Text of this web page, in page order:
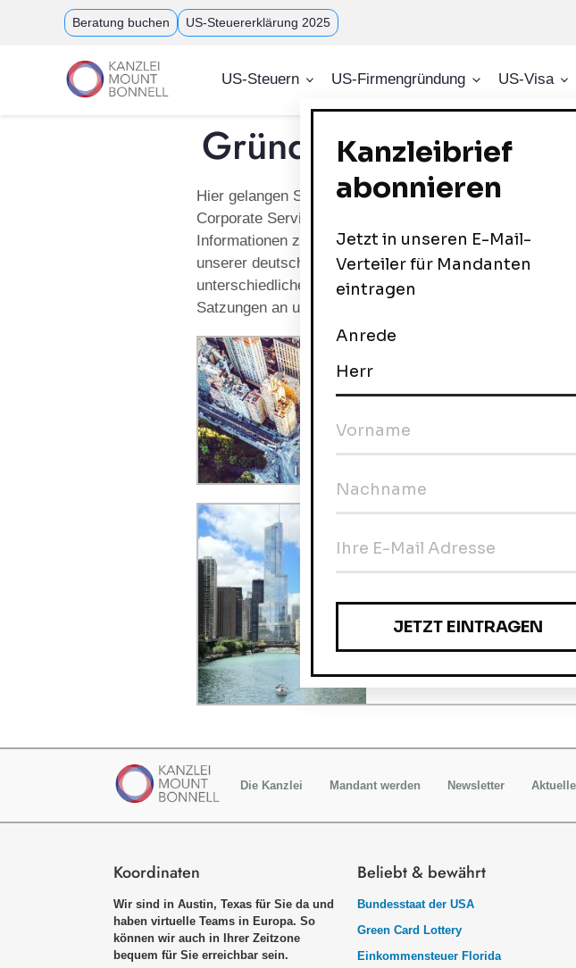
Beratung buchen US-Steuererklärung 2025
US-Steuern US-Firmengründung US-Visa
Gründung &
Hier gelangen Sie zu unserem Dienstleistungsangebot
Corporate Services. Sie finden alles rund um die
Informationen zu C-Corporation, LLC und Limited
unserer deutschsprachigen Beratung und laufenden
unterschiedlichen Rechtsformen bieten wir Ihnen
Satzungen an und haben unterschiedliche
US-
Egal, ob Sie 2021 eine
gründen möchten: Wir
Verwaltung von
Services
Unser
Erstellung von diversen
Dokumente und
Die Kanzlei Mandant werden Newsletter
Koordinaten
Wir sind in Austin, Texas für Sie da und
haben virtuelle Teams in Europa. So
können wir auch in Ihrer Zeitzone
bequem für Sie erreichbar sein.
Beliebt & bewährt
Bundesstaat der USA
Green Card Lottery
Einkommensteuer Florida